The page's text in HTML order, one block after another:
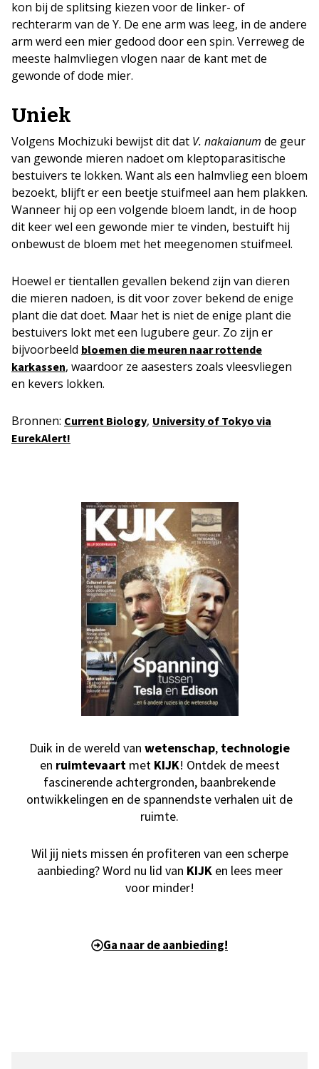
kon bij de splitsing kiezen voor de linker- of
rechterarm van de Y. De ene arm was leeg, in de andere
arm werd een mier gedood door een spin. Verreweg de
meeste halmvliegen vlogen naar de kant met de
gewonde of dode mier.
Uniek
Volgens Mochizuki bewijst dit dat V. nakaianum de geur
van gewonde mieren nadoet om kleptoparasitische
bestuivers te lokken. Want als een halmvlieg een bloem
bezoekt, blijft er een beetje stuifmeel aan hem plakken.
Wanneer hij op een volgende bloem landt, in de hoop
dit keer wel een gewonde mier te vinden, bestuift hij
onbewust de bloem met het meegenomen stuifmeel.
Hoewel er tientallen gevallen bekend zijn van dieren
die mieren nadoen, is dit voor zover bekend de enige
plant die dat doet. Maar het is niet de enige plant die
bestuivers lokt met een lugubere geur. Zo zijn er
bijvoorbeeld bloemen die meuren naar rottende
karkassen, waardoor ze aasesters zoals vleesvliegen
en kevers lokken.
Bronnen: Current Biology, University of Tokyo via
EurekAlert!
Duik in de wereld van wetenschap, technologie
en ruimtevaartmet KIJK! Ontdek de meest
fascinerende achtergronden, baanbrekende
ontwikkelingen en de spannendste verhalen uit de
ruimte.
Wil jij niets missen én profiteren van een scherpe
aanbieding? Word nu lid van KIJKen lees meer
voor minder!
Ga naar de aanbieding!